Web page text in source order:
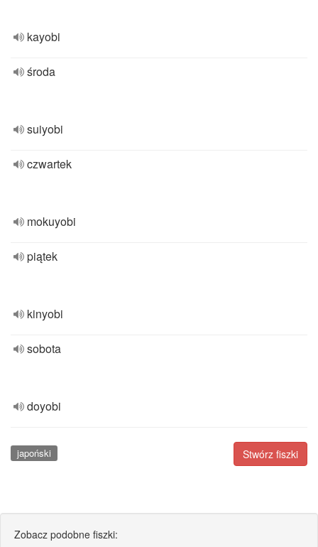
kayobi
środa
suiyobi
czwartek
mokuyobi
piątek
kinyobi
sobota
doyobi
Stwórz fiszki
japoński
Zobacz podobne fiszki: